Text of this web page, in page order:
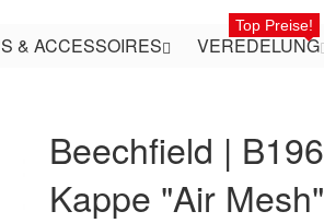
& ACCESSOIRES VEREDELUNG
Top Preise!
Beechfield |
Kappe "Air Mesh"